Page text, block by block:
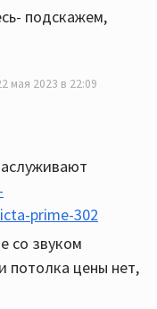
подскажем,
мая 2023 в 22:09
prime-302
со звуком
потолка цены нет,